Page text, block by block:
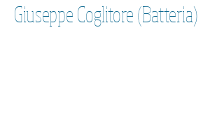
Giuseppe Coglitore (Batteria)